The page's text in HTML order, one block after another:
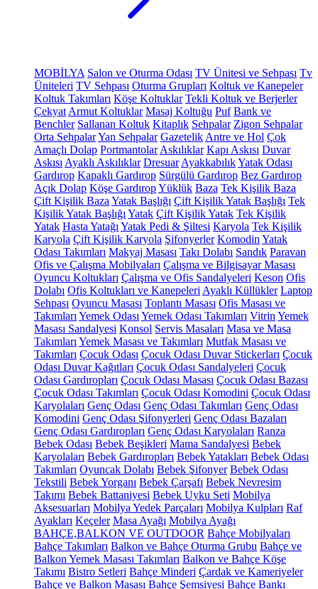
MOBİLYA Salon ve Oturma Odası TV Ünitesi ve Sehpası Tv
Üniteleri TV Sehpası Oturma Grupları Koltuk ve Kanepeler
Koltuk Takımları Köşe Koltuklar Tekli Koltuk ve Berjerler
Çekyat Armut Koltuklar Masaj Koltuğu Puf Bank ve
Benchler Sallanan Koltuk Kitaplık Sehpalar Zigon Sehpalar
Orta SehpalarYan Sehpalar Gazetelik Antre ve Hol Çok
Amaçlı Dolap Portmantolar Askılıklar Kapı Askısı Duvar
Askısı Ayaklı Askılıklar Dresuar AyakkabılıkYatak Odası
Gardırop Kapaklı Gardırop Sürgülü Gardırop Bez Gardırop
Açık Dolap Köşe GardıropYüklük Baza Tek Kişilik Baza
Çift Kişilik Baza Yatak Başlığı Çift Kişilik Yatak Başlığı Tek
Kişilik Yatak Başlığı Yatak Çift Kişilik Yatak Tek Kişilik
Yatak Hasta Yatağı Yatak Pedi & Şiltesi Karyola Tek Kişilik
Karyola Çift Kişilik Karyola Şifonyerler Komodin Yatak
Odası Takımları Makyaj Masası Takı Dolabı Sandık Paravan
Ofis ve Çalışma Mobilyaları Çalışma ve Bilgisayar Masası
Oyuncu Koltukları Çalışma ve Ofis Sandalyeleri Keson Ofis
Dolabı Ofis Koltukları ve Kanepeleri Ayaklı Küllükler Laptop
Sehpası Oyuncu Masası Toplantı Masası Ofis Masası ve
Takımları Yemek Odası Yemek Odası Takımları Vitrin Yemek
Masası Sandalyesi Konsol Servis Masaları Masa ve Masa
Takımları Yemek Masası ve Takımları Mutfak Masası ve
Takımları Çocuk Odası Çocuk Odası Duvar Stickerları Çocuk
Odası Duvar Kağıtları Çocuk Odası Sandalyeleri Çocuk
Odası Gardıropları Çocuk Odası Masası Çocuk Odası Bazası
Çocuk Odası Takımları Çocuk Odası Komodini Çocuk Odası
Karyolaları Genç Odası Genç Odası Takımları Genç Odası
Komodini Genç Odası Şifonyerleri Genç Odası Bazaları
Genç Odası Gardıropları Genç Odası Karyolaları Ranza
Bebek Odası Bebek Beşikleri Mama Sandalyesi Bebek
Karyolaları Bebek Gardıropları Bebek Yatakları Bebek Odası
Takımları Oyuncak Dolabı Bebek Şifonyer Bebek Odası
Tekstili Bebek Yorganı Bebek Çarşafı Bebek Nevresim
Takımı Bebek Battaniyesi Bebek Uyku Seti Mobilya
Aksesuarları Mobilya Yedek Parçaları Mobilya Kulpları Raf
Ayakları Keçeler Masa Ayağı Mobilya Ayağı
BAHÇE,BALKON VE OUTDOOR Bahçe Mobilyaları
Bahçe Takımları Balkon ve Bahçe Oturma Grubu Bahçe ve
Balkon Yemek Masası Takımları Balkon ve Bahçe Köşe
Takımı Bistro Setleri Bahçe Minderi Çardak ve Kameriyeler
Bahçe ve Balkon Masası Bahçe Şemsiyesi Bahçe Bankı